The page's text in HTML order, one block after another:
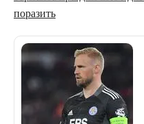
поразить